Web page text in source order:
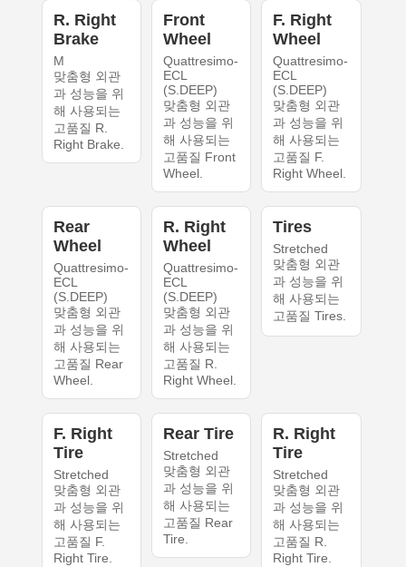
R. Right
Brake
M
맞춤형 외관
과 성능을 위
해 사용되는
고품질 R.
Right Brake.
Front
Wheel
Quattresimo-
ECL
(S.DEEP)
맞춤형 외관
과 성능을 위
해 사용되는
고품질 Front
Wheel.
F. Right
Wheel
Quattresimo-
ECL
(S.DEEP)
맞춤형 외관
과 성능을 위
해 사용되는
고품질 F.
Right Wheel.
Rear
Wheel
Quattresimo-
ECL
(S.DEEP)
맞춤형 외관
과 성능을 위
해 사용되는
고품질 Rear
Wheel.
R. Right
Wheel
Quattresimo-
ECL
(S.DEEP)
맞춤형 외관
과 성능을 위
해 사용되는
고품질 R.
Right Wheel.
Tires
Stretched
맞춤형 외관
과 성능을 위
해 사용되는
고품질 Tires.
F. Right
Tire
Stretched
맞춤형 외관
과 성능을 위
해 사용되는
고품질 F.
Right Tire.
Rear Tire
Stretched
맞춤형 외관
과 성능을 위
해 사용되는
고품질 Rear
Tire.
R. Right
Tire
Stretched
맞춤형 외관
과 성능을 위
해 사용되는
고품질 R.
Right Tire.